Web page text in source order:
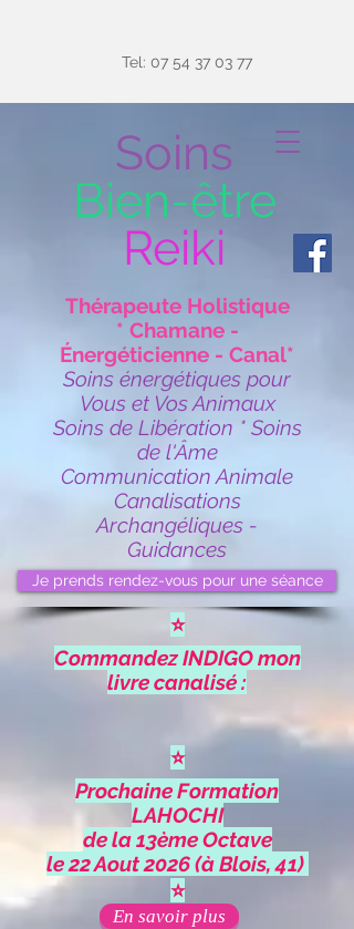
Soins
Bien-être
Reiki
Thérapeute Holistique
* Chamane -
Énergéticienne - Canal*
Soins énergétiques pour
Vous et Vos Animaux
Soins de Libération * Soins
de l'Âme
Communication Animale
Canalisations
Archangéliques -
Guidances
⭐
Commandez INDIGO mon
livre canalisé :
⭐
Prochaine Formation
LAHOCHI
de la 13ème Octave
le 22 Aout 2026 (à Blois, 41)
⭐
Tel: 07 54 37 03 77
Je prends rendez-vous pour une séance
En savoir plus